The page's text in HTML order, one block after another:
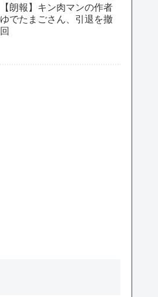
【朗報】キン肉マンの作者
ゆでたまごさん、引退を撤
回